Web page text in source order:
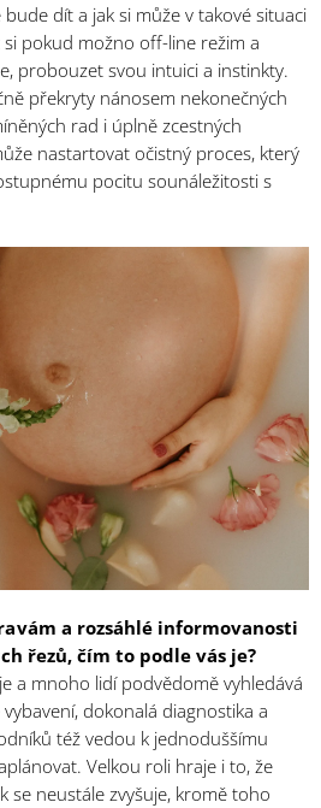
dít a jak si může v takové situaci
pokud možno off-line režim a
probouzet svou intuici a instinkty.
překryty nánosem nekonečných
rad i úplně zcestných
nastartovat očistný proces, který
pocitu sounáležitosti s
a rozsáhlé informovanosti
řezů, čím to podle vás je?
a mnoho lidí podvědomě vyhledává
dokonalá diagnostika a
též vedou k jednoduššímu
Velkou roli hraje i to, že
se neustále zvyšuje, kromě toho